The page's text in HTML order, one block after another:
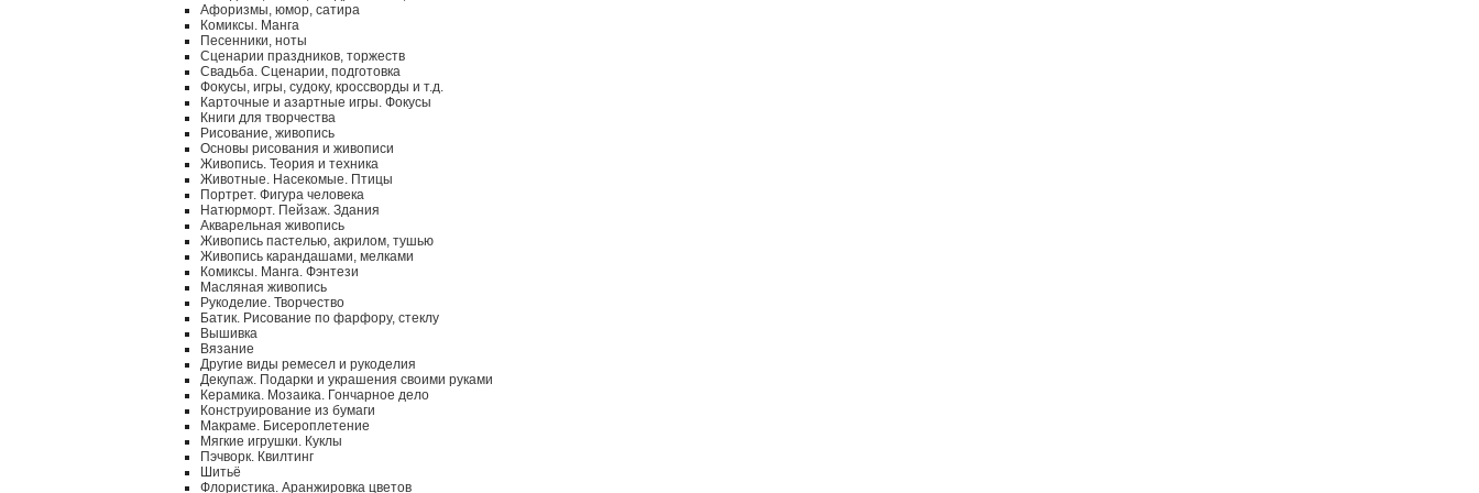
Афоризмы, юмор, сатира
Комиксы. Манга
Песенники, ноты
Сценарии праздников, торжеств
Свадьба. Сценарии, подготовка
Фокусы, игры, судоку, кроссворды и т.д.
Карточные и азартные игры. Фокусы
Книги для творчества
Рисование, живопись
Основы рисования и живописи
Живопись. Теория и техника
Животные. Насекомые. Птицы
Портрет. Фигура человека
Натюрморт. Пейзаж. Здания
Акварельная живопись
Живопись пастелью, акрилом, тушью
Живопись карандашами, мелками
Комиксы. Манга. Фэнтези
Масляная живопись
Рукоделие. Творчество
Батик. Рисование по фарфору, стеклу
Вышивка
Вязание
Другие виды ремесел и рукоделия
Декупаж. Подарки и украшения своими руками
Керамика. Мозаика. Гончарное дело
Конструирование из бумаги
Макраме. Бисероплетение
Мягкие игрушки. Куклы
Пэчворк. Квилтинг
Шитьё
Флористика. Аранжировка цветов